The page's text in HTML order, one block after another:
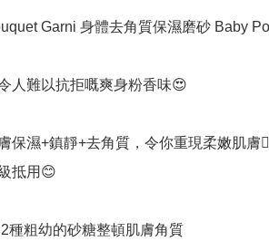
Garni 身體去角質保濕磨砂 Baby
人難以抗拒嘅爽身粉香味😍
保濕+鎮靜+去角質，令你重現柔嫩肌膚
抵用😊
2種粗幼的砂糖整頓肌膚角質